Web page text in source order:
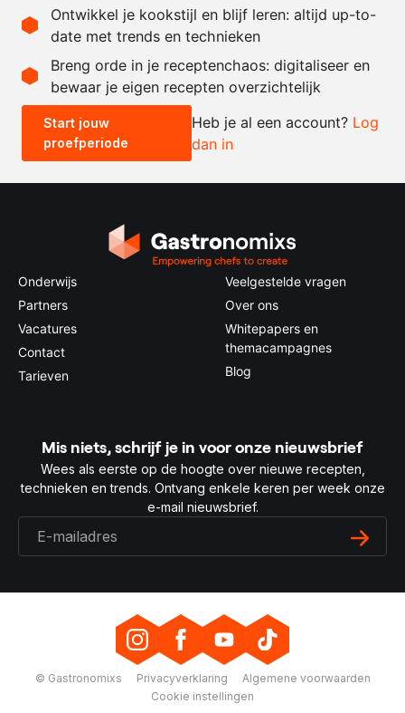
Recept omrekenen
- +
0.5x 1x 2x
Ontwikkel je kookstijl en blijf leren: altijd up-to-
date met trends en technieken
Breng orde in je receptenchaos: digitaliseer en
bewaar je eigen recepten overzichtelijk
Start jouw
proefperiode
Heb je al een account? Log
dan in
Onderwijs
Partners
Vacatures
Contact
Tarieven
Veelgestelde vragen
Over ons
Whitepapers en
themacampagnes
Blog
Mis niets, schrijf je in voor onze nieuwsbrief
Wees als eerste op de hoogte over nieuwe recepten,
technieken en trends. Ontvang enkele keren per week onze
e-mail nieuwsbrief.
© Gastronomixs Privacyverklaring
Algemene voorwaarden
Cookie instellingen